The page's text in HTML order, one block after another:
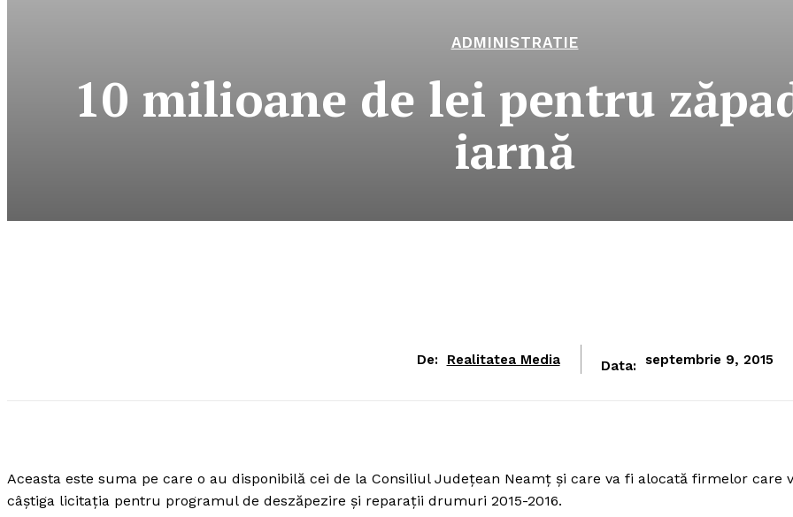
ADMINISTRATIE
10 milioane de lei pentru
iarnă
De: Realitatea Media Data: septembrie 9, 2015
Aceasta este suma pe care o au disponibilă cei de la Consiliul Judeţean Neamţ şi care va fi alocată firmelor care
câştiga licitaţia pentru programul de deszăpezire şi reparaţii drumuri 2015-2016.